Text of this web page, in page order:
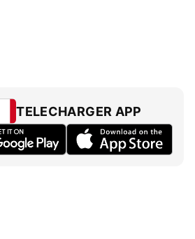
TELECHARGER APP